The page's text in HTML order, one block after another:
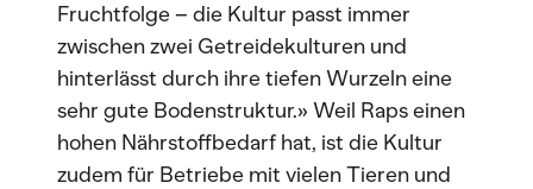
Fruchtfolge – die Kultur passt immer
zwischen zwei Getreidekulturen und
hinterlässt durch ihre tiefen Wurzeln eine
sehr gute Bodenstruktur.» Weil Raps einen
hohen Nährstoffbedarf hat, ist die Kultur
zudem für Betriebe mit vielen Tieren und